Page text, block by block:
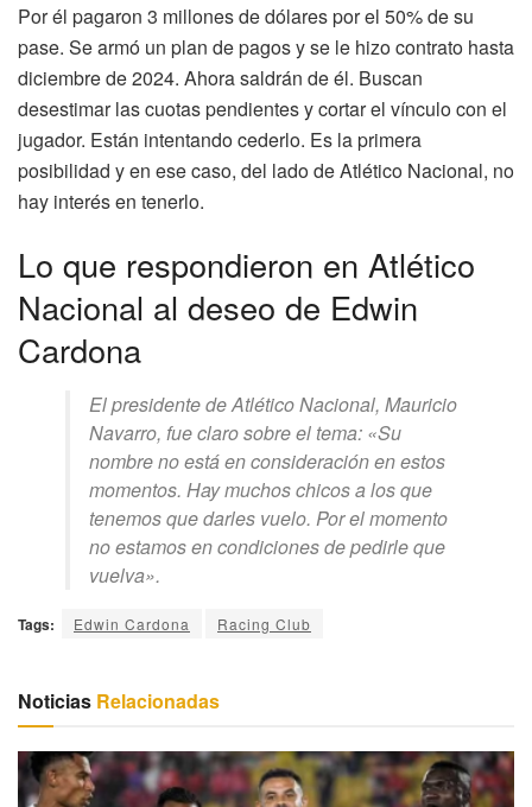
Por él pagaron 3 millones de dólares por el 50% de su
pase. Se armó un plan de pagos y se le hizo contrato hasta
diciembre de 2024. Ahora saldrán de él. Buscan
desestimar las cuotas pendientes y cortar el vínculo con el
jugador. Están intentando cederlo. Es la primera
posibilidad y en ese caso, del lado de Atlético Nacional, no
hay interés en tenerlo.
Lo que respondieron en Atlético
Nacional al deseo de Edwin
Cardona
El presidente de Atlético Nacional, Mauricio
Navarro, fue claro sobre el tema: «Su
nombre no está en consideración en estos
momentos. Hay muchos chicos a los que
tenemos que darles vuelo. Por el momento
no estamos en condiciones de pedirle que
vuelva».
Tags: Edwin Cardona Racing Club
Noticias Relacionadas